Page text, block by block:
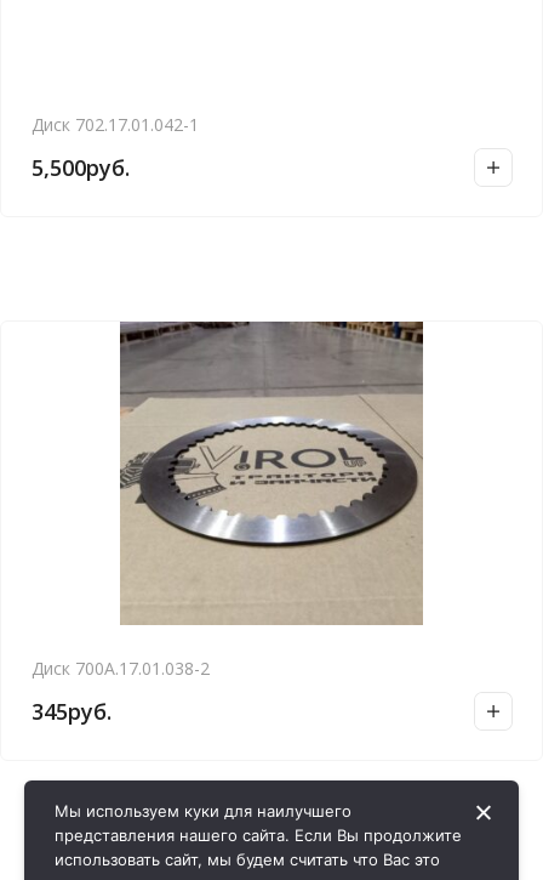
Диск 702.17.01.042-1
5,500руб.
Диск 700А.17.01.038-2
345руб.
Мы используем куки для наилучшего
представления нашего сайта. Если Вы продолжите
использовать сайт, мы будем считать что Вас это